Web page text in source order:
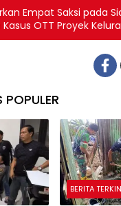
Empat Saksi pada
OTT Proyek
BERITA